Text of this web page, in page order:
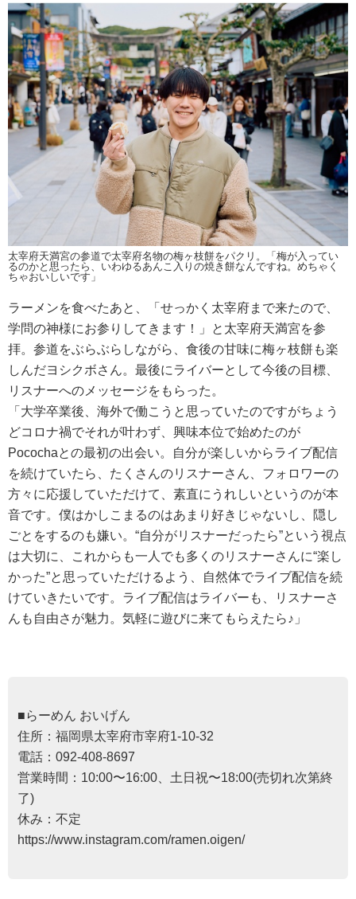
太宰府天満宮の参道で太宰府名物の梅ヶ枝餅をパクリ。「梅が入ってい
るのかと思ったら、いわゆるあんこ入りの焼き餅なんですね。めちゃく
ちゃおいしいです」
ラーメンを食べたあと、「せっかく太宰府まで来たので、
学問の神様にお参りしてきます！」と太宰府天満宮を参
拝。参道をぶらぶらしながら、食後の甘味に梅ヶ枝餅も楽
しんだヨシクボさん。最後にライバーとして今後の目標、
リスナーへのメッセージをもらった。
「大学卒業後、海外で働こうと思っていたのですがちょう
どコロナ禍でそれが叶わず、興味本位で始めたのが
Pocochaとの最初の出会い。自分が楽しいからライブ配信
を続けていたら、たくさんのリスナーさん、フォロワーの
方々に応援していただけて、素直にうれしいというのが本
音です。僕はかしこまるのはあまり好きじゃないし、隠し
ごとをするのも嫌い。“自分がリスナーだったら”という視点
は大切に、これからも一人でも多くのリスナーさんに“楽し
かった”と思っていただけるよう、自然体でライブ配信を続
けていきたいです。ライブ配信はライバーも、リスナーさ
んも自由さが魅力。気軽に遊びに来てもらえたら♪」
■らーめん おいげん
住所：福岡県太宰府市宰府1-10-32
電話：092-408-8697
営業時間：10:00〜16:00、土日祝〜18:00(売切れ次第終
了)
休み：不定
https://www.instagram.com/ramen.oigen/